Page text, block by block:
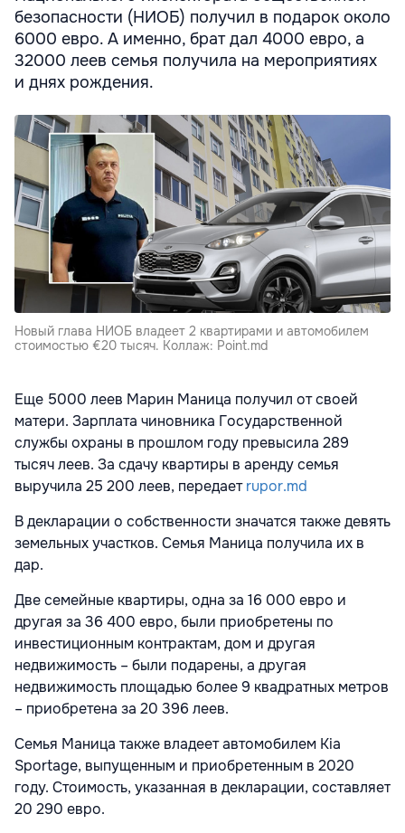
безопасности (НИОБ) получил в подарок около
6000 евро. А именно, брат дал 4000 евро, а
32000 леев семья получила на мероприятиях
и днях рождения.
Новый глава НИОБ владеет 2 квартирами и автомобилем
стоимостью €20 тысяч. Коллаж: Point.md
Еще 5000 леев Марин Маница получил от своей
матери. Зарплата чиновника Государственной
службы охраны в прошлом году превысила 289
тысяч леев. За сдачу квартиры в аренду семья
выручила 25 200 леев, передаетrupor.md
В декларации о собственности значатся также девять
земельных участков. Семья Маница получила их в
дар.
Две семейные квартиры, одна за 16 000 евро и
другая за 36 400 евро, были приобретены по
инвестиционным контрактам, дом и другая
недвижимость – были подарены, а другая
недвижимость площадью более 9 квадратных метров
– приобретена за 20 396 леев.
Семья Маница также владеет автомобилем Kia
Sportage, выпущенным и приобретенным в 2020
году. Стоимость, указанная в декларации, составляет
20 290 евро.